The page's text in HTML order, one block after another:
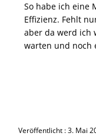
So habe ich eine
Effizienz. Fehlt
aber da werd ich
warten und noch
Veröffentlicht : 3. Mai